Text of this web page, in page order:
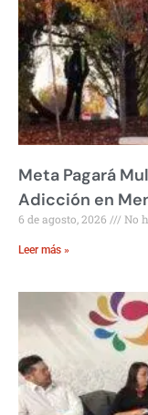
Meta Pagará
Adicción en
6 de agosto, 2026 No
Leer más »